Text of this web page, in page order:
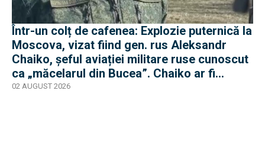
Într-un colț de cafenea: Explozie puternică la
Moscova, vizat fiind gen. rus Aleksandr
Chaiko, șeful aviației militare ruse cunoscut
ca „măcelarul din Bucea”. Chaiko ar fi
supraviețuit
02 AUGUST 2026